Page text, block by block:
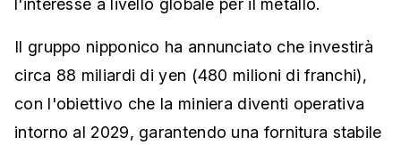
l'interesse a livello globale per il metallo.
Il gruppo nipponico ha annunciato che investirà
circa 88 miliardi di yen (480 milioni di franchi),
con l'obiettivo che la miniera diventi operativa
intorno al 2029, garantendo una fornitura stabile